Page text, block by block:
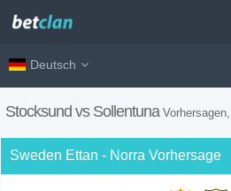
Deutsch
Stocksund vs Sollentuna Vorhersagen, H2H,
Sweden Ettan - Norra Vorhersage